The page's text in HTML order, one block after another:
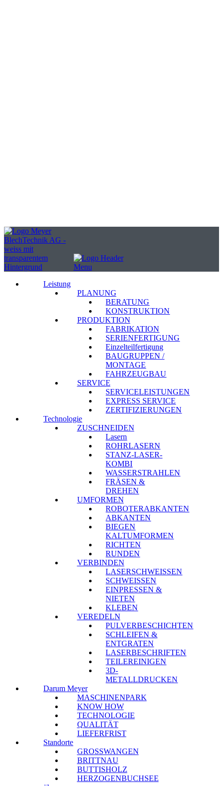
Leistung
PLANUNG
BERATUNG
KONSTRUKTION
PRODUKTION
FABRIKATION
SERIENFERTIGUNG
Einzelteilfertigung
BAUGRUPPEN /
MONTAGE
FAHRZEUGBAU
SERVICE
SERVICELEISTUNGEN
EXPRESS SERVICE
ZERTIFIZIERUNGEN
Technologie
ZUSCHNEIDEN
Lasern
ROHRLASERN
STANZ-LASER-
KOMBI
WASSERSTRAHLEN
FRÄSEN &
DREHEN
UMFORMEN
ROBOTERABKANTEN
ABKANTEN
BIEGEN
KALTUMFORMEN
RICHTEN
RUNDEN
VERBINDEN
LASERSCHWEISSEN
SCHWEISSEN
EINPRESSEN &
NIETEN
KLEBEN
VEREDELN
PULVERBESCHICHTEN
SCHLEIFEN &
ENTGRATEN
LASERBESCHRIFTEN
TEILEREINIGEN
3D-
METALLDRUCKEN
Darum Meyer
MASCHINENPARK
KNOW HOW
TECHNOLOGIE
QUALITÄT
LIEFERFRIST
Standorte
GROSSWANGEN
BRITTNAU
BUTTISHOLZ
HERZOGENBUCHSEE